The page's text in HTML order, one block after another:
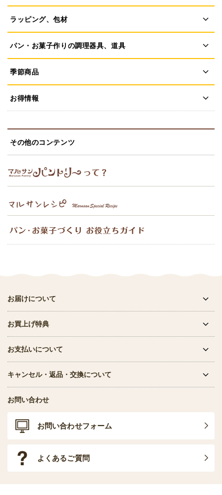
ラッピング、包材
パン・お菓子作りの調理器具、道具
季節商品
お得情報
その他のコンテンツ
お届けについて
お買上げ特典
お支払いについて
キャンセル・返品・交換について
お問い合わせ
お問い合わせフォーム
よくあるご質問